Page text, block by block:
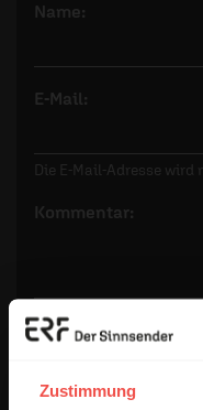
Zustimmung
Name:
E-Mail:
Die E-Mail-Adresse
Kommentar:
Meinen
anonymisiert